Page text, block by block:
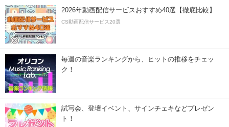
2026年動画配信サービスおすすめ40選【徹底比較】
CS動画配信サービス20選
毎週の音楽ランキングから、ヒットの推移をチェッ
ク！
試写会、登壇イベント、サインチェキなどプレゼン
ト！